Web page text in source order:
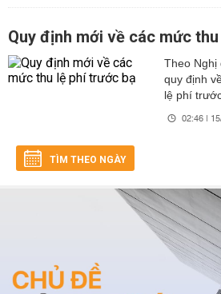
Quy định mới về các mức
Theo Nghị
quy định
lệ phí
02:46 |
TÌM THEO NGÀY